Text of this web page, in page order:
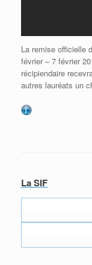
La remise oﬃcielle
février – 7 février
récipiendaire
autres lauréats un
La SIF